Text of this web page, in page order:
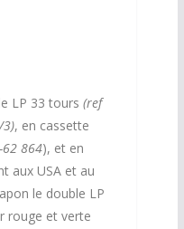
LP 33 tours (ref
3), en cassette
62 864), et en
aux USA et au
le double LP
rouge et verte